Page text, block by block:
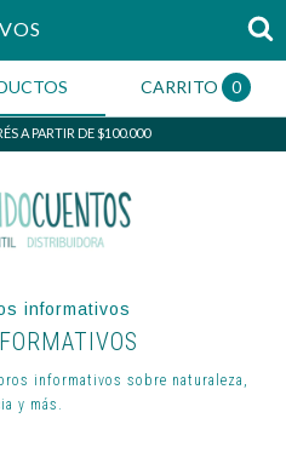
CARRITO 0
A PARTIR DE $100.000
informativos
informativos sobre naturaleza,
y más.